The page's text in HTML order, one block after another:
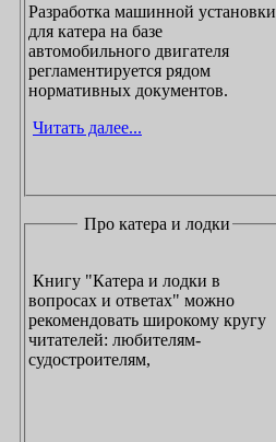
Разработка машинной установки
для катера на базе
автомобильного двигателя
регламентируется рядом
нормативных документов.
Читать далее...
Про катера и лодки
Книгу "Катера и лодки в
вопросах и ответах" можно
рекомендовать широкому кругу
читателей: любителям-
судостроителям,